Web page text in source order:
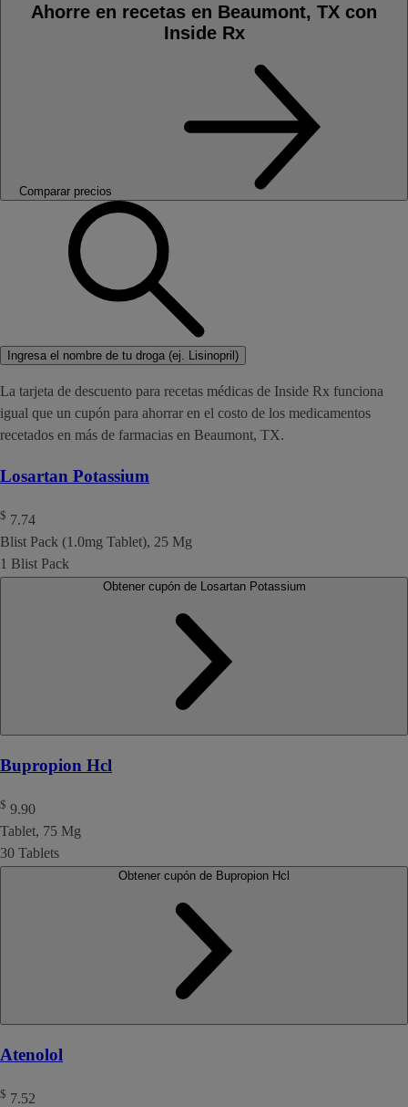
Ahorre en recetas en Beaumont, TX con
Inside Rx
Comparar precios
Ingresa el nombre de tu droga (ej. Lisinopril)
La tarjeta de descuento para recetas médicas de Inside Rx funciona
igual que un cupón para ahorrar en el costo de los medicamentos
recetados en más de farmacias en Beaumont, TX.
Losartan Potassium
$ 7.74
Blist Pack (1.0mg Tablet), 25 Mg
1 Blist Pack
Bupropion Hcl
$ 9.90
Tablet, 75 Mg
30 Tablets
Atenolol
$ 7.52